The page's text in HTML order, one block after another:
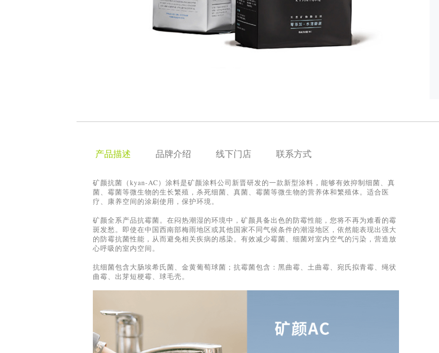
产品描述 品牌介绍 线下门店 联系方式
矿颜抗菌（kyan-AC）涂料是矿颜涂料公司新晋研发的一款新型涂料，能够有效抑制细菌、真
菌、霉菌等微生物的生长繁殖，杀死细菌、真菌、霉菌等微生物的营养体和繁殖体。适合医
疗、康养空间的涂刷使用，保护环境。
矿颜全系产品抗霉菌。在闷热潮湿的环境中，矿颜具备出色的防霉性能，您将不再为难看的霉
斑发愁。即使在中国西南部梅雨地区或其他国家不同气候条件的潮湿地区，依然能表现出强大
的防霉抗菌性能，从而避免相关疾病的感染。有效减少霉菌、细菌对室内空气的污染，营造放
心呼吸的室内空间。
抗细菌包含大肠埃希氏菌、金黄葡萄球菌；抗霉菌包含：黑曲霉、土曲霉、宛氏拟青霉、绳状
曲霉、出芽短梗霉、球毛壳。